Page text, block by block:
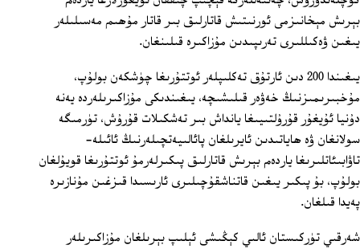
بېرىش مېخانىزمى ئورنىتىش قاتارلىق بىر قاتار مۇھىم مەسىلىلەر
يىغىن ۋەكىللىرى تەرىپىدىن مۇزاكىرە قىلىنغان.
يىغىندا 200 دىن ئارتۇق تەكلىپلەر ئوتتۇرىغا چۈشكەن بولۇپ،
مۇخبىرىمىزنىڭ خەۋەر قىلىشىچە، يىغىندىكى مۇزاكىرىلەردە يەنە
دۇنيا ئۇيغۇر قۇرۇلتىيىغا يانداش بىر تەشكىلات قۇرۇش، تۈرمىگە
سولانغان ۋە ھاياتىدىن ئايرىلغان پائالىيەتچىلەرنىڭ ئائىلە-
تاۋابىئاتلىرىغا ياردەم بېرىش قاتارلىق پىكىرلەرمۇ ئوتتۇرىغا قويۇلغان
بولۇپ، بۇ پىكىر يىغىن قاتناشقۇچىلىرى ئارىسىدا قىزغىن مۇنازىرە
پەيدا قىلغان.
شەرقىي تۈركىستان ئالىي كېڭىشى ئېلىپ بېرىلغان مۇزاكىرىلەر